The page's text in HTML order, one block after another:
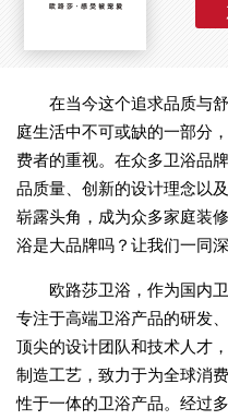
在当今这个追求品质与
庭生活中不可或缺的一部分
费者的重视。在众多卫浴品
品质量、创新的设计理念以
崭露头角，成为众多家庭装
浴是大品牌吗？让我们一同深
欧路莎卫浴，作为国内
专注于高端卫浴产品的研发
顶尖的设计团队和技术人才
制造工艺，致力于为全球消
性于一体的卫浴产品。经过